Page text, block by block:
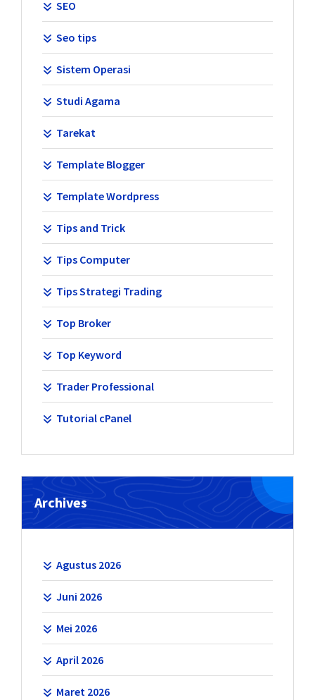
SEO
Seo tips
Sistem Operasi
Studi Agama
Tarekat
Template Blogger
Template Wordpress
Tips and Trick
Tips Computer
Tips Strategi Trading
Top Broker
Top Keyword
Trader Professional
Tutorial cPanel
Archives
Agustus 2026
Juni 2026
Mei 2026
April 2026
Maret 2026